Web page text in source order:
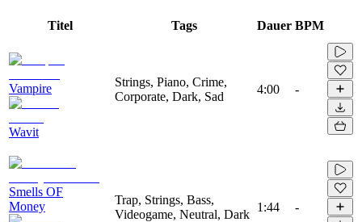
Titel Tags Dauer BPM
Vampire
Wavit
Strings, Piano, Crime,
Corporate, Dark, Sad
4:00 -
Smells OF
Money
Trap, Strings, Bass,
Videogame, Neutral, Dark
1:44 -